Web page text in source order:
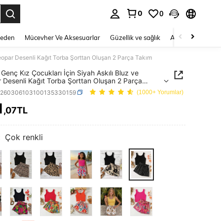
0 0
Mücevher Ve Aksesuarlar Güzellik ve sağlık Ayakkabı
Desenli Kağıt Torba Şorttan Oluşan 2 Parça Takım
Kız Çocukları İçin Siyah Askılı Bluz ve
Desenli Kağıt Torba Şorttan Oluşan 2 Parça
(1000+ Yorumlar)
AND AVAILABILITY
,07TL
Çok renkli